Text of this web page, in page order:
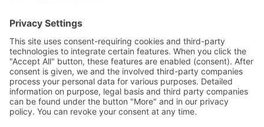
PREDAJŠKOLY
zelené vibrácie
Na ceste k budúcnosti,
ktorú sa oplatí žiť